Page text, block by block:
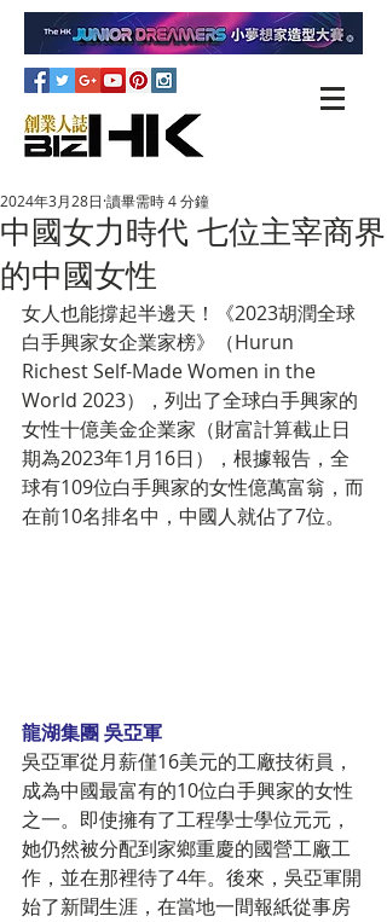
中國女力時代 七位主宰商界
的中國女性
2024年3月28日 讀畢需時 4 分鐘
女人也能撐起半邊天！《2023胡潤全球
白手興家女企業家榜》（Hurun
Richest Self-Made Women in the
World 2023），列出了全球白手興家的
女性十億美金企業家（財富計算截止日
期為2023年1月16日），根據報告，全
球有109位白手興家的女性億萬富翁，而
在前10名排名中，中國人就佔了7位。
龍湖集團 吳亞軍
吳亞軍從月薪僅16美元的工廠技術員，
成為中國最富有的10位白手興家的女性
之一。即使擁有了工程學士學位元元，
她仍然被分配到家鄉重慶的國營工廠工
作，並在那裡待了4年。後來，吳亞軍開
始了新聞生涯，在當地一間報紙從事房